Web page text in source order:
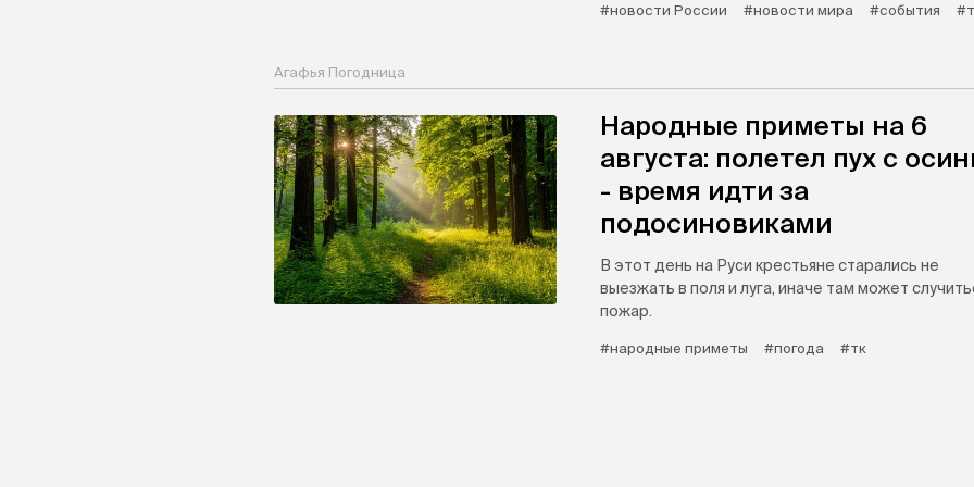
#новости России #новости мира #события
Агафья Погодница
Народные приметы на 6
августа: полетел пух с
- время идти за
подосиновиками
В этот день на Руси крестьяне старались не
выезжать в поля и луга, иначе там может
пожар.
#народные приметы #погода #тк